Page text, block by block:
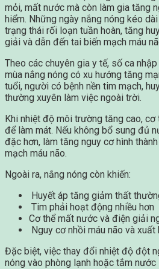
mỏi, mất nước mà còn làm gia tăng
hiểm. Những ngày nắng nóng kéo
trạng thái rối loạn tuần hoàn, tăng
giải và dẫn đến tai biến mạch máu
Theo các chuyên gia y tế, số ca
mùa nắng nóng có xu hướng tăng
tuổi, người có bệnh nền tim mạch,
thường xuyên làm việc ngoài trời.
Khi nhiệt độ môi trường tăng cao, cơ
để làm mát. Nếu không bổ sung đủ
đặc hơn, làm tăng nguy cơ hình
mạch máu não.
Ngoài ra, nắng nóng còn khiến:
Huyết áp tăng giảm thất
Tim phải hoạt động nhiều hơn
Cơ thể mất nước và điện giải
Nguy cơ nhồi máu não và xuất
Đặc biệt, việc thay đổi nhiệt độ đột
nóng vào phòng lạnh hoặc tắm